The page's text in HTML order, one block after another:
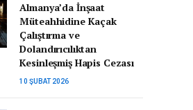
Almanya’da İnşaat
Müteahhidine Kaçak
Çalıştırma ve
Dolandırıcılıktan
Kesinleşmiş Hapis Cezası
10 ŞUBAT 2026